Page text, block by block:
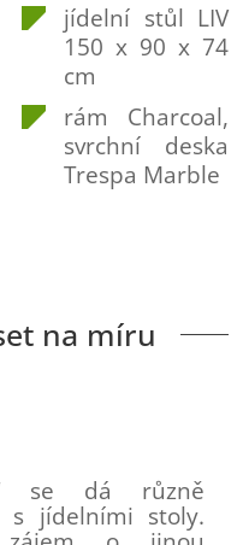
jídelní stůl LIV
150 x 90 x 74
cm
rám Charcoal,
svrchní deska
Trespa Marble
na míru
se dá různě
s jídelními stoly.